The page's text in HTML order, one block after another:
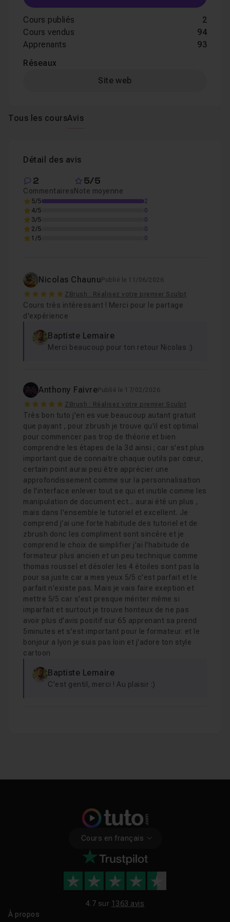
Cours publiés
2
Cours vendus
94
Apprenants
93
Réseaux
Site web
Tous les coursAvis
Détail des avis
2
Commentaires
5/5
Note moyenne
5/5
2
4/5
0
3/5
0
2/5
0
1/5
0
Nicolas Chaunu Publié le 11/06/2026
5 ZBrush : Réalisez votre premier Sculpt
Cours très intéressant ! Merci pour le partage
d'expérience
Baptiste Lemaire
Merci beaucoup pour ton retour Nicolas :)
Anthony FaivrePublié le 17/02/2026
5 ZBrush : Réalisez votre premier Sculpt
Très bon tuto j'en es vue beaucoup autant gratuit
que payant , pour zbrush je trouve qu'il est optimal
pour commencer pas trop de théorie et bien
comprendre les étapes de la 3d ainsi ; car s'est plus
important que de connaitre chaque outils par cœur,
certain point aurai peu être apprécier une
approfondissement comme sur la personnalisation
de l'interface enlever tout se qui et inutile comme les
manipulation de document ect... aurai été un plus ,
mais dans l'ensemble le tutoriel et excellent. Je
comprend j'ai une forte habitude des tutoriel et de
zbrush donc les compliment sont sincère et je
comprend le choix de simplifier j'ai l'habitude de
formateur plus ancien et un peu technique comme
thomas roussel et désoler les 4 étoiles sont pas la
pour sa juste car a mes yeux 5/5 c'est parfait et le
parfait n'existe pas. Mais je vais faire exeption et
mettre 5/5 car s'est presque mériter même si
imparfait et surtout je trouve honteux de ne pas
avoir plus d'avis positif sur 65 apprenant sa prend
5minutes et s'est important pour le formateur. et le
bonjour a lyon je suis pas loin et j'adore ton style
cartoon
Baptiste Lemaire
C'est gentil, merci ! Au plaisir :)
Cours en français
4.7 sur 1363 avis
À propos